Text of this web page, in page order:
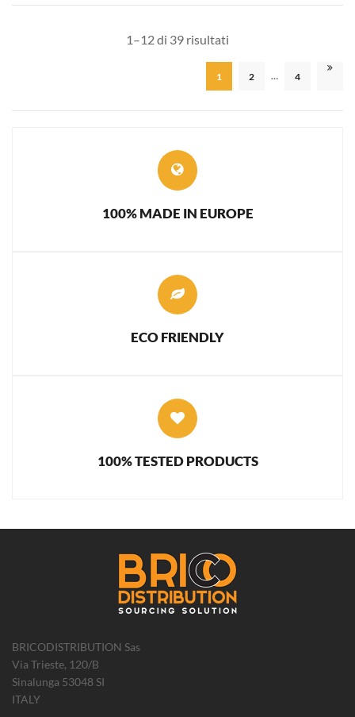
1–12 di 39 risultati
1 2 … 4
100% MADE IN EUROPE
ECO FRIENDLY
100% TESTED PRODUCTS
BRICODISTRIBUTION Sas
Via Trieste, 120/B
Sinalunga 53048 SI
ITALY